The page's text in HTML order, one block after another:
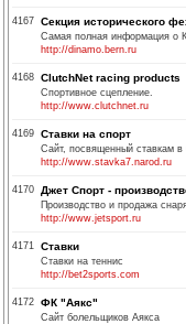
4167 Секция исторического
Самая полная информация о
http://dinamo.bern.ru
4168 ClutchNet racing products
Спортивное сцепление.
http://www.clutchnet.ru
4169 Ставки на спорт
Сайт, посвященный ставкам в
http://www.stavka7.narod.ru
4170 Джет Спорт -
Производство и продажа
http://www.jetsport.ru
4171 Ставки
Ставки на теннис
http://bet2sports.com
4172 ФК "Аякс"
Сайт болельщиков Аякса